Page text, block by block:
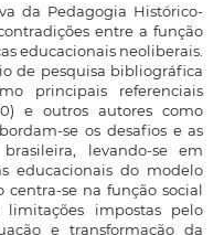
da Pedagogia Histórico-
entre a função
educacionais neoliberais.
de pesquisa bibliográfica
principais referenciais
e outros autores como
se os desafios e as
levando-se em
educacionais do modelo
centra-se na função social
impostas pelo
e transformação da